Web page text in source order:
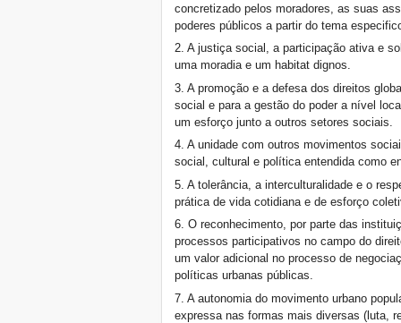
concretizado pelos moradores, as suas
poderes públicos a partir do tema
2. A justiça social, a participação ativa e
uma moradia e um habitat dignos.
3. A promoção e a defesa dos direitos
social e para a gestão do poder a nível
um esforço junto a outros setores sociais.
4. A unidade com outros movimentos
social, cultural e política entendida como
5. A tolerância, a interculturalidade e o
prática de vida cotidiana e de esforço
6. O reconhecimento, por parte das
processos participativos no campo do
um valor adicional no processo de
políticas urbanas públicas.
7. A autonomia do movimento urbano
expressa nas formas mais diversas (luta,